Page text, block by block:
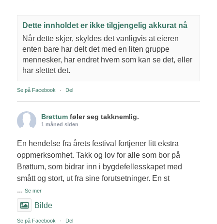
Dette innholdet er ikke tilgjengelig akkurat nå
Når dette skjer, skyldes det vanligvis at eieren
enten bare har delt det med en liten gruppe
mennesker, har endret hvem som kan se det, eller
har slettet det.
Se på Facebook · Del
Brøttum føler seg takknemlig.
1 måned siden
En hendelse fra årets festival fortjener litt ekstra
oppmerksomhet. Takk og lov for alle som bor på
Brøttum, som bidrar inn i bygdefellesskapet med
smått og stort, ut fra sine forutsetninger. En st
... Se mer
Bilde
Se på Facebook · Del